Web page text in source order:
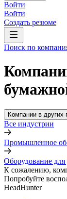
Войти
Войти
Создать резюме
Поиск по
Компании в других
Все индустрии
Промышленное
Оборудование
К сожалению,
Попробуйте
HeadHunter